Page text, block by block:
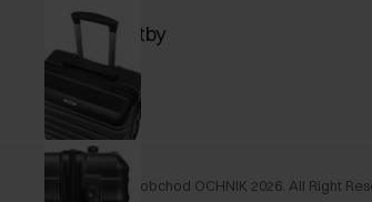
Spôsob platby
Internetový obchod OCHNIK 2026 . All Right